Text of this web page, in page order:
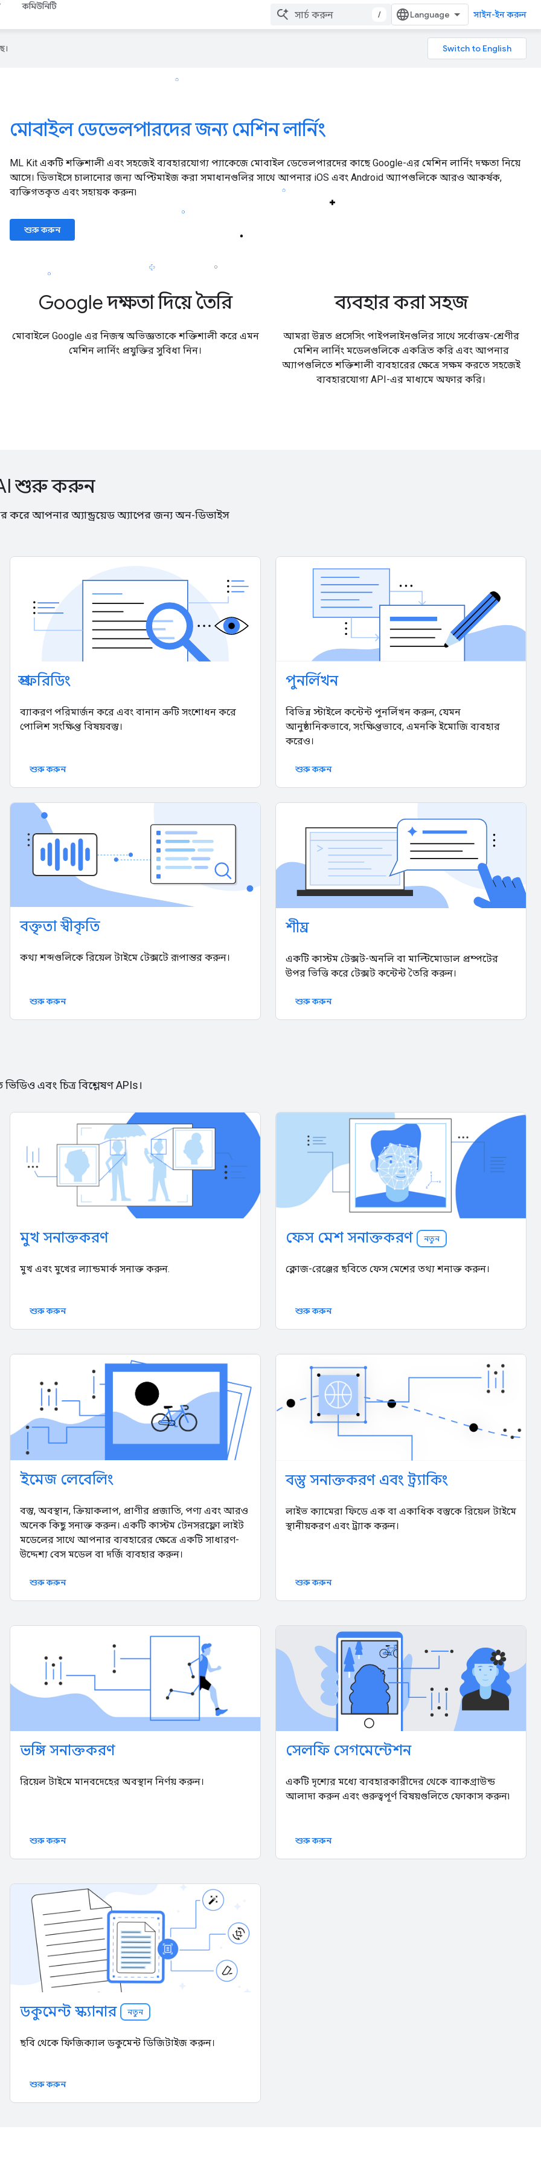
কমিউনিটি
/ সাইন-ইন করুন
মোবাইল ডেভেলপারদের জন্য মেশিন লার্নিং
ML Kit একটি শক্তিশালী এবং সহজেই ব্যবহারযোগ্য প্যাকেজে মোবাইল ডেভেলপারদের কাছে Google-এর মেশিন লার্নিং দক্ষতা নিয়ে
আসে। ডিভাইসে চালানোর জন্য অপ্টিমাইজ করা সমাধানগুলির সাথে আপনার iOS এবং Android অ্যাপগুলিকে আরও আকর্ষক,
ব্যক্তিগতকৃত এবং সহায়ক করুন৷
শুরু করুন
Google দক্ষতা দিয়ে তৈরি
মোবাইলে Google এর নিজস্ব অভিজ্ঞতাকে শক্তিশালী করে এমন
মেশিন লার্নিং প্রযুক্তির সুবিধা নিন।
ব্যবহার করা সহজ
আমরা উন্নত প্রসেসিং পাইপলাইনগুলির সাথে সর্বোত্তম-শ্রেণীর
মেশিন লার্নিং মডেলগুলিকে একত্রিত করি এবং আপনার
অ্যাপগুলিতে শক্তিশালী ব্যবহারের ক্ষেত্রে সক্ষম করতে সহজেই
ব্যবহারযোগ্য API-এর মাধ্যমে অফার করি।
শুরু করুন
করে আপনার অ্যান্ড্রয়েড অ্যাপের জন্য অন-ডিভাইস
প্রুফরিডিং
ব্যাকরণ পরিমার্জন করে এবং বানান ত্রুটি সংশোধন করে
পোলিশ সংক্ষিপ্ত বিষয়বস্তু।
শুরু করুন
পুনর্লিখন
বিভিন্ন স্টাইলে কন্টেন্ট পুনর্লিখন করুন, যেমন
আনুষ্ঠানিকভাবে, সংক্ষিপ্তভাবে, এমনকি ইমোজি ব্যবহার
করেও।
শুরু করুন
বক্তৃতা স্বীকৃতি
কথ্য শব্দগুলিকে রিয়েল টাইমে টেক্সটে রূপান্তর করুন।
শুরু করুন
শীঘ্র
একটি কাস্টম টেক্সট-অনলি বা মাল্টিমোডাল প্রম্পটের
উপর ভিত্তি করে টেক্সট কন্টেন্ট তৈরি করুন।
শুরু করুন
এবং চিত্র বিশ্লেষণ APIs।
মুখ সনাক্তকরণ
মুখ এবং মুখের ল্যান্ডমার্ক সনাক্ত করুন.
শুরু করুন
ফেস মেশ সনাক্তকরণ নতুন
ক্লোজ-রেঞ্জের ছবিতে ফেস মেশের তথ্য শনাক্ত করুন।
শুরু করুন
ইমেজ লেবেলিং
বস্তু, অবস্থান, ক্রিয়াকলাপ, প্রাণীর প্রজাতি, পণ্য এবং আরও
অনেক কিছু সনাক্ত করুন। একটি কাস্টম টেনসরফ্লো লাইট
মডেলের সাথে আপনার ব্যবহারের ক্ষেত্রে একটি সাধারণ-
উদ্দেশ্য বেস মডেল বা দর্জি ব্যবহার করুন।
শুরু করুন
বস্তু সনাক্তকরণ এবং ট্র্যাকিং
লাইভ ক্যামেরা ফিডে এক বা একাধিক বস্তুকে রিয়েল টাইমে
স্থানীয়করণ এবং ট্র্যাক করুন।
শুরু করুন
ভঙ্গি সনাক্তকরণ
রিয়েল টাইমে মানবদেহের অবস্থান নির্ণয় করুন।
শুরু করুন
সেলফি সেগমেন্টেশন
একটি দৃশ্যের মধ্যে ব্যবহারকারীদের থেকে ব্যাকগ্রাউন্ড
আলাদা করুন এবং গুরুত্বপূর্ণ বিষয়গুলিতে ফোকাস করুন৷
শুরু করুন
ডকুমেন্ট স্ক্যানার নতুন
ছবি থেকে ফিজিক্যাল ডকুমেন্ট ডিজিটাইজ করুন।
শুরু করুন